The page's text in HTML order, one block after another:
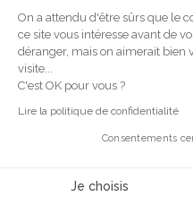
Le remboursement du
les quatorze (14) jours à
son droit de
aura apporté la preuve
récupération des
sont à la charge du
On a attendu d'être sûrs que le
ce site vous intéresse avant de
déranger, mais on aimerait bien
visite...
C'est OK pour vous ?
Lire la politique de confidentialité
Consentements
Je choisis